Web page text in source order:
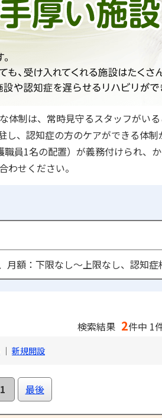
体制は、常時見守るスタッフがい
、認知症の方のケアができる体
員1名の配置）が義務付けられ、
わせください。
月額：下限なし〜上限なし、認知
検索結果 2件中 1
｜ 新規開設
1 最後